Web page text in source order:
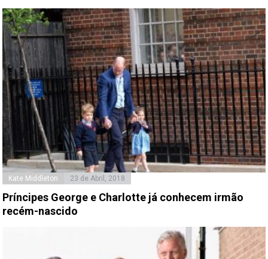
Kate Middleton 23 de Abril, 2018
Príncipes George e Charlotte já conhecem irmão
recém-nascido